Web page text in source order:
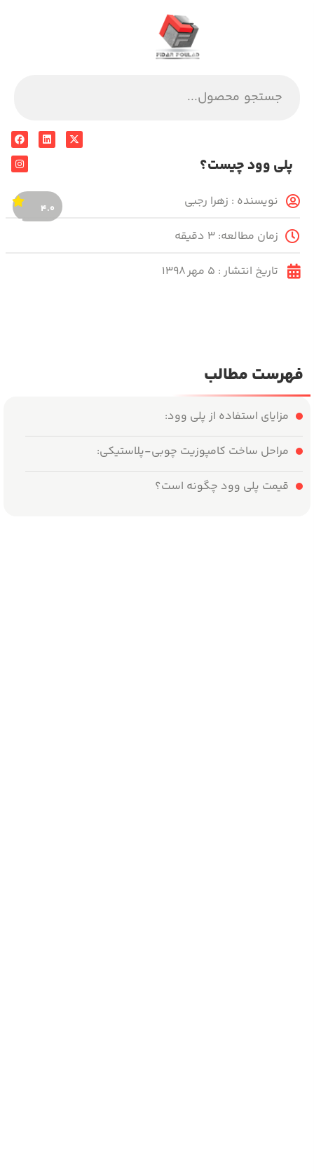
پلی وود چیست؟
۴.۰ نویسنده : زهرا رجبی
زمان مطالعه: ۳ دقیقه
تاریخ انتشار :۵ مهر ۱۳۹۸
فهرست مطالب
مزایای استفاده از پلی وود:
مراحل ساخت کامپوزیت چوبی-پلاستیکی:
قیمت پلی وود چگونه است؟